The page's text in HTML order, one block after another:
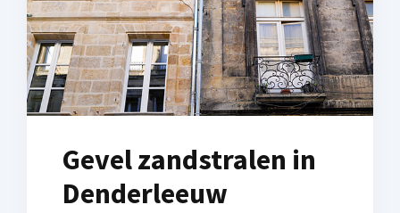
Gevel zandstralen in
Denderleeuw